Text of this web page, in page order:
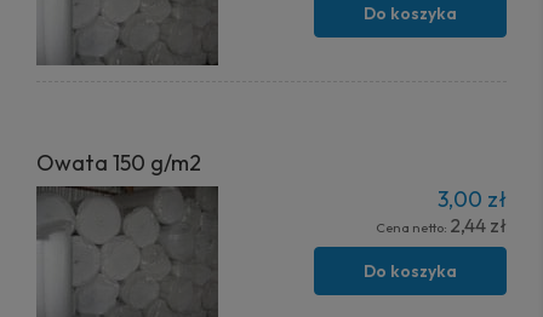
Do koszyka
Owata 150 g/m2
3,00 zł
Cena netto: 2,44 zł
Do koszyka